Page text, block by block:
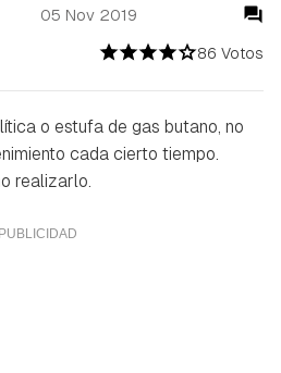
86 Votos
05 Nov 2019
o estufa de gas butano, no
cada cierto tiempo.
realizarlo.